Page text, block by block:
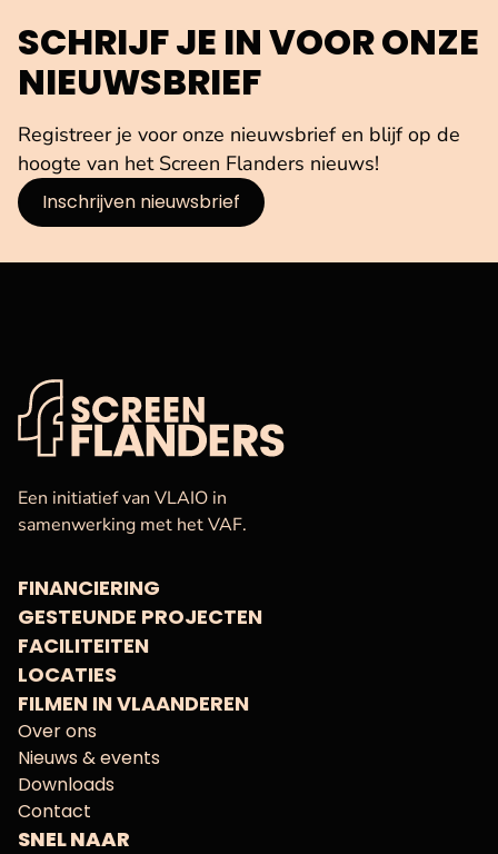
SCHRIJF JE IN VOOR ONZE
NIEUWSBRIEF
Registreer je voor onze nieuwsbrief en blijf op de
hoogte van het Screen Flanders nieuws!
Inschrijven nieuwsbrief
VAF
Een initiatief van VLAIO in
samenwerking met het VAF.
FINANCIERING
GESTEUNDE PROJECTEN
FACILITEITEN
LOCATIES
FILMEN IN VLAANDEREN
Over ons
Nieuws & events
Downloads
Contact
SNEL NAAR